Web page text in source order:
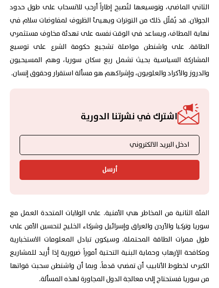
الثاني الماضي، وتوسيعها لتُصبح إطاراً أرحب للانسحاب على طول حدود
الجولان. قد يُقلّل ذلك من التوترات ويهيئ الظروف لمفاوضات سلام في
نهاية المطاف، ويساعد في الوقت نفسه على تهدئة مخاوف مستثمري
الطاقة. على واشنطن مواصلة تشجيع حكومة الشرع على توسيع
المشاركة السياسية بحيث تشمل ربع سكان سوريا، وهم المسيحيون
والدروز والأكراد والعلويون، وإشراكهم هو مسألة استقرار وحقوق إنسان.
اشترك في نشرتنا الدورية
أرسل
الفئة الثانية من المخاطر هي الأمنية. على الولايات المتحدة العمل مع
سوريا وتركيا والأردن والعراق وإسرائيل وشركاء الخليج لتحسين الأمن على
طول ممرات الطاقة المحتملة. وسيكون تبادل المعلومات الاستخبارية
ومكافحة الإرهاب وحماية البنية التحتية أموراً ضرورية إذا أُريد للمشاريع
الكبرى لخطوط الأنابيب أن تمضي قدماً. وبما أن واشنطن سحبت قواتها
من سوريا فستحتاج إلى معالجة الدول المجاورة لهذه المسألة.